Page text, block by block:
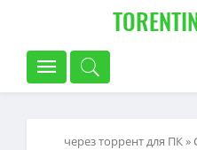
через торрент для ПК»